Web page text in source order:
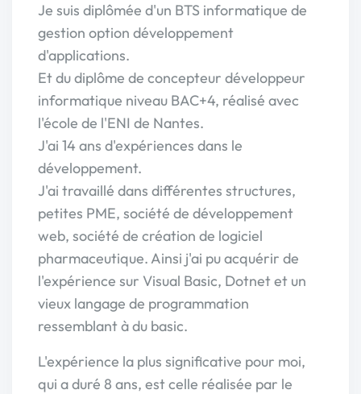
Je suis diplômée d'un BTS informatique de
gestion option développement
d'applications.
Et du diplôme de concepteur développeur
informatique niveau BAC+4, réalisé avec
l'école de l'ENI de Nantes.
J'ai 14 ans d'expériences dans le
développement.
J'ai travaillé dans différentes structures,
petites PME, société de développement
web, société de création de logiciel
pharmaceutique. Ainsi j'ai pu acquérir de
l'expérience sur Visual Basic, Dotnet et un
vieux langage de programmation
ressemblant à du basic.
L'expérience la plus significative pour moi,
qui a duré 8 ans, est celle réalisée par le